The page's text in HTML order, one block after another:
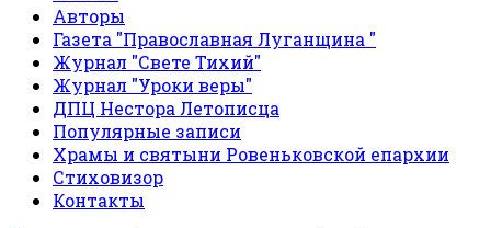
Авторы
Газета "Православная Луганщина "
Журнал "Свете Тихий"
Журнал "Уроки веры"
ДПЦ Нестора Летописца
Популярные записи
Храмы и святыни Ровеньковской епархии
Стиховизор
Контакты